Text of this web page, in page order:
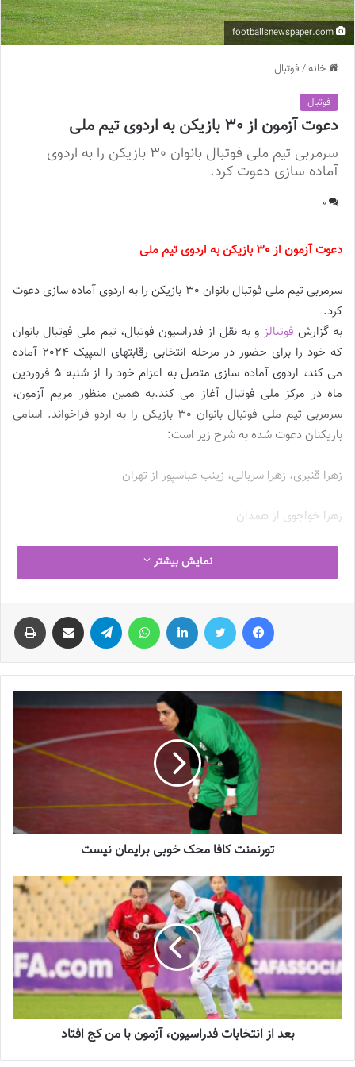
خانه/ فوتبال
فوتبال
دعوت آزمون از 30 بازیکن به اردوی تیم ملی
سرمربی تیم ملی فوتبال بانوان 30 بازیکن را به اردوی
آماده سازی دعوت کرد.
0
دعوت آزمون از 30 بازیکن به اردوی تیم ملی
سرمربی تیم ملی فوتبال بانوان 30 بازیکن را به اردوی آماده سازی دعوت
کرد.
به گزارش فوتبالز و به نقل از فدراسیون فوتبال، تیم ملی فوتبال بانوان
که خود را برای حضور در مرحله انتخابی رقابتهای المپیک 2024 آماده
می کند، اردوی آماده سازی متصل به اعزام خود را از شنبه 5 فروردین
ماه در مرکز ملی فوتبال آغاز می کند.به همین منظور مریم آزمون،
سرمربی تیم ملی فوتبال بانوان 30 بازیکن را به اردو فراخواند. اسامی
بازیکنان دعوت شده به شرح زیر است:
زهرا قنبری، زهرا سربالی، زینب عباسپور از تهران
زهرا خواجوی از همدان
نوشته های مشابه
چالش هاى ليست جدید تيم ملى فوتبال
زنان
زنان
2023-12-24
آینده درخشانی در انتظار فوتبال بانوان است
2022-12-10
2024-12-29
نگین زندی، سحر رمضانی، رقیه جلال نسب از خوزستان
سمانه چهکندی از خراسان رضوی
افسانه چترنور از زنجان
نمایش بیشتر
تورنمنت کافا محک خوبی برایمان نیست
بعد از انتخابات فدراسیون، آزمون با من کج افتاد